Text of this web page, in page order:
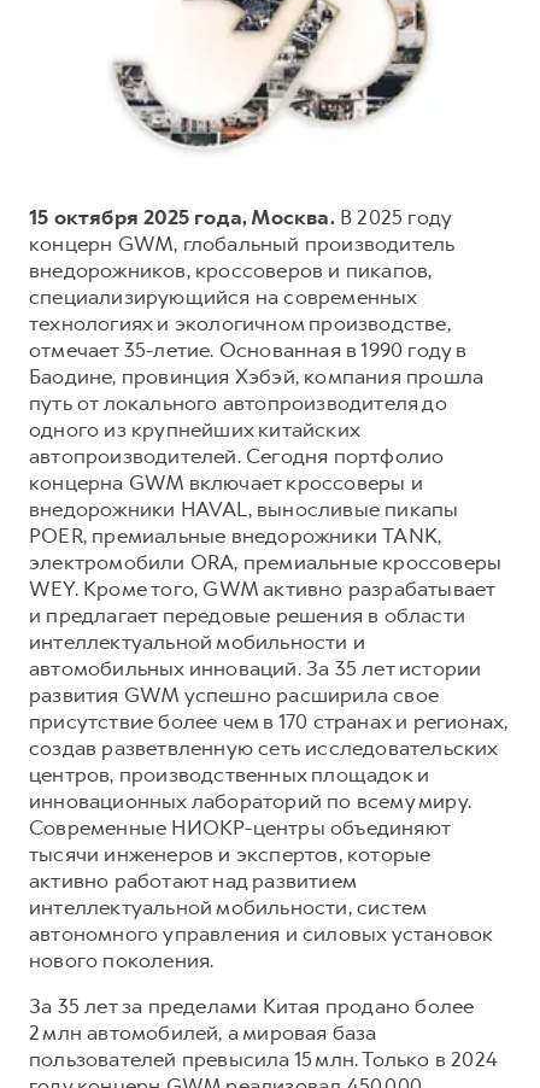
DARGO X
от 3 499 000 ₽
от 3 599 000 ₽
POER
от 3 449 000 ₽
Трейд-ин
КРЕДИТ И СТРАХОВАНИЕ
Страхование
Кредит
КОРПОРАТИВНЫМ КЛИЕНТАМ
Для малого бизнеса
Корпоративным клиентам
Крупным корпоративным клиентам
Система управления автопарком GWM Fleet
Сервис для корпоративных клиентов
HAVAL Лизинг
АКСЕССУАРЫ HAVAL
Автомобильные аксессуары
Коллекция CITY
Коллекция Базовая
Коллекция Детская
СЕРВИСНОЕ ОБСЛУЖИВАНИЕ
Нулевое ТО
Программа «Помощь на дороге»
Регламенты технического обслуживания
ПОДДЕРЖКА
GWM Безопасность
Гарантия HAVAL
Мобильное приложение GWM
Программа «HAVAL Защита+»
Руководства по эксплуатации
Подписки
АКСЕССУАРЫ HAVAL
Автомобильные аксессуары
Коллекция CITY
Коллекция Базовая
Коллекция Детская
Наша команда
15 октября 2025 года, Москва.В 2025 году
концерн GWM, глобальный производитель
внедорожников, кроссоверов и пикапов,
специализирующийся на современных
технологиях и экологичном производстве,
отмечает 35-летие. Основанная в 1990 году в
Баодине, провинция Хэбэй, компания прошла
путь от локального автопроизводителя до
одного из крупнейших китайских
автопроизводителей. Сегодня портфолио
концерна GWM включает кроссоверы и
внедорожники HAVAL, выносливые пикапы
POER, премиальные внедорожники TANK,
электромобили ORA, премиальные кроссоверы
WEY. Кроме того, GWM активно разрабатывает
и предлагает передовые решения в области
интеллектуальной мобильности и
автомобильных инноваций. За 35 лет истории
развития GWM успешно расширила свое
присутствие более чем в 170 странах и регионах,
создав разветвленную сеть исследовательских
центров, производственных площадок и
инновационных лабораторий по всему миру.
Современные НИОКР-центры объединяют
тысячи инженеров и экспертов, которые
активно работают над развитием
интеллектуальной мобильности, систем
автономного управления и силовых установок
нового поколения.
За 35 лет за пределами Китая продано более
2 млн автомобилей, а мировая база
пользователей превысила 15 млн. Только в 2024